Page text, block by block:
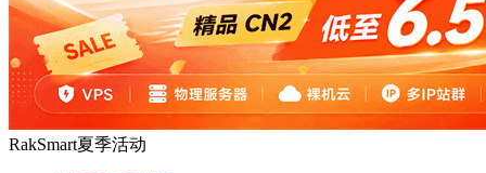
RakSmart夏季活动